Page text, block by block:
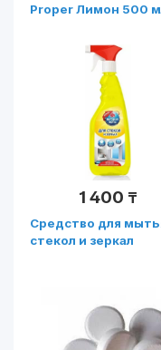
Proper Лимон 500
1 400 ₸
Средство для
стекол и зеркал